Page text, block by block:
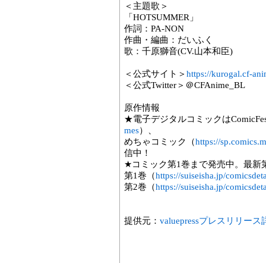
＜主題歌＞
「HOTSUMMER」
作詞：PA-NON
作曲・編曲：だいふく
歌：千原獅音(CV.山本和臣)
＜公式サイト＞ https://kurogal.cf-
＜公式Twitter＞＠CFAnime_BL
原作情報
★電子デジタルコミックは
mes）、
めちゃコミック（https://
信中！
★コミック第1巻まで発売中。最新
第1巻（https://suiseisha.jp/
第2巻（https://suiseisha.jp/
提供元： valuepressプレスリリース